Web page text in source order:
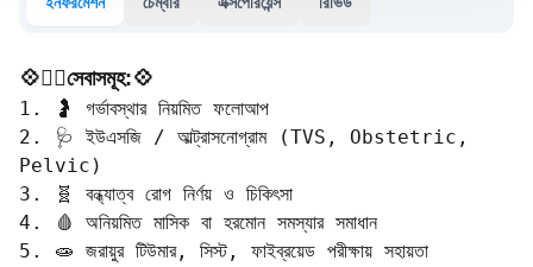
💠🧑‍⚕️সেবাসমূহ:💠
1. 🤰 গর্ভাবস্থার নিয়মিত ফলোআপ
2. 🩺 ইউএসজি / আল্ট্রাসনোগ্রাম (TVS, Obstetric,
Pelvic)
3. 🧬 বন্ধ্যাত্ব রোগ নির্ণয় ও চিকিৎসা
4. 🩸 অনিয়মিত মাসিক বা হরমোন সমস্যার সমাধান
5. 🧫 জরায়ুর টিউমার, সিস্ট, ফাইব্রয়েড পরীক্ষায় সহায়তা